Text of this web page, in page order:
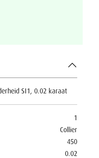
SI1, 0.02 karaat
1
Collier
450
0.02